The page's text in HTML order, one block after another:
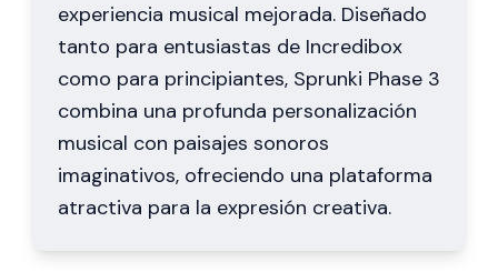
experiencia musical mejorada. Diseñado
tanto para entusiastas de Incredibox
como para principiantes, Sprunki Phase 3
combina una profunda personalización
musical con paisajes sonoros
imaginativos, ofreciendo una plataforma
atractiva para la expresión creativa.